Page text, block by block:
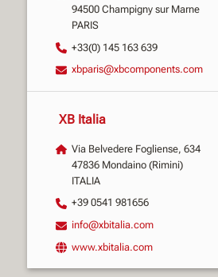
94500 Champigny sur Marne
PARIS
+33(0) 145 163 639
xbparis@xbcomponents.com
XB Italia
Via Belvedere Fogliense, 634
47836 Mondaino (Rimini)
ITALIA
+39 0541 981656
info@xbitalia.com
www.xbitalia.com